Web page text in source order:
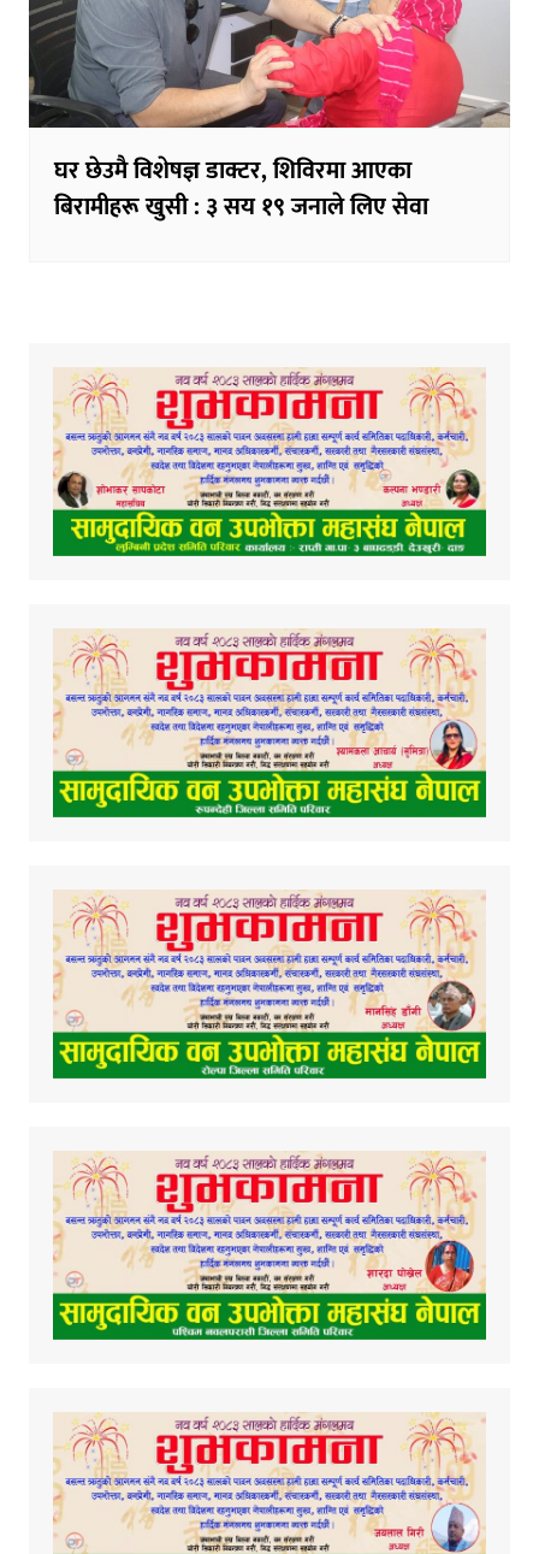
घर छेउमै विशेषज्ञ डाक्टर, शिविरमा आएका
बिरामीहरू खुसी : ३ सय १९ जनाले लिए सेवा